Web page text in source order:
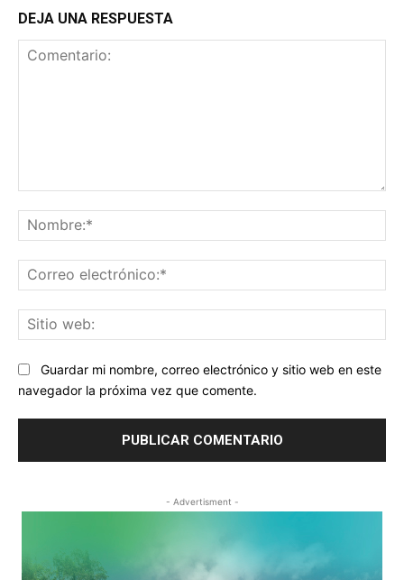
DEJA UNA RESPUESTA
Guardar mi nombre, correo electrónico y sitio web en este
navegador la próxima vez que comente.
- Advertisment -